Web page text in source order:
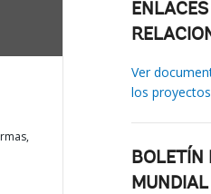
ENLACES
Ver
los proyectos
BOLETÍN
MUNDIAL